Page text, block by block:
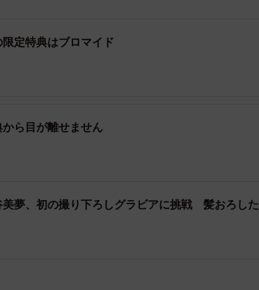
限定特典はブロマイド
から目が離せません
美夢、初の撮り下ろしグラビアに挑戦 髪おろした